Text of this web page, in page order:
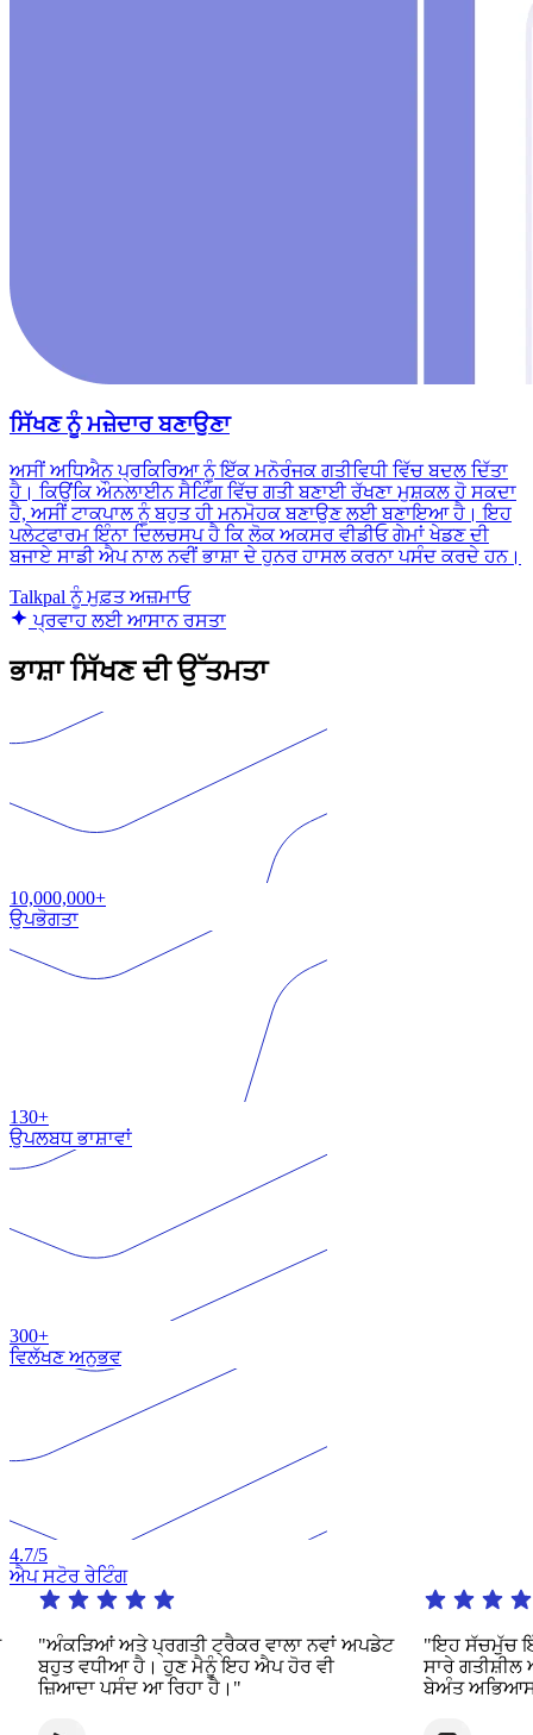
ਸਿੱਖਣ ਨੂੰ ਮਜ਼ੇਦਾਰ ਬਣਾਉਣਾ
ਅਸੀਂ ਅਧਿਐਨ ਪ੍ਰਕਿਰਿਆ ਨੂੰ ਇੱਕ ਮਨੋਰੰਜਕ ਗਤੀਵਿਧੀ ਵਿੱਚ ਬਦਲ ਦਿੱਤਾ
ਹੈ। ਕਿਉਂਕਿ ਔਨਲਾਈਨ ਸੈਟਿੰਗ ਵਿੱਚ ਗਤੀ ਬਣਾਈ ਰੱਖਣਾ ਮੁਸ਼ਕਲ ਹੋ ਸਕਦਾ
ਹੈ, ਅਸੀਂ ਟਾਕਪਾਲ ਨੂੰ ਬਹੁਤ ਹੀ ਮਨਮੋਹਕ ਬਣਾਉਣ ਲਈ ਬਣਾਇਆ ਹੈ। ਇਹ
ਪਲੇਟਫਾਰਮ ਇੰਨਾ ਦਿਲਚਸਪ ਹੈ ਕਿ ਲੋਕ ਅਕਸਰ ਵੀਡੀਓ ਗੇਮਾਂ ਖੇਡਣ ਦੀ
ਬਜਾਏ ਸਾਡੀ ਐਪ ਨਾਲ ਨਵੀਂ ਭਾਸ਼ਾ ਦੇ ਹੁਨਰ ਹਾਸਲ ਕਰਨਾ ਪਸੰਦ ਕਰਦੇ ਹਨ।
Talkpal ਨੂੰ ਮੁਫ਼ਤ ਅਜ਼ਮਾਓ
ਪ੍ਰਵਾਹ ਲਈ ਆਸਾਨ ਰਸਤਾ
ਭਾਸ਼ਾ ਸਿੱਖਣ ਦੀ ਉੱਤਮਤਾ
10,000,000+
ਉਪਭੋਗਤਾ
130+
ਉਪਲਬਧ ਭਾਸ਼ਾਵਾਂ
300+
ਵਿਲੱਖਣ ਅਨੁਭਵ
4.7/5
ਐਪ ਸਟੋਰ ਰੇਟਿੰਗ
"ਅੰਕੜਿਆਂ ਅਤੇ ਪ੍ਰਗਤੀ ਟ੍ਰੈਕਰ ਵਾਲਾ ਨਵਾਂ ਅਪਡੇਟ
ਬਹੁਤ ਵਧੀਆ ਹੈ। ਹੁਣ ਮੈਨੂੰ ਇਹ ਐਪ ਹੋਰ ਵੀ
ਜ਼ਿਆਦਾ ਪਸੰਦ ਆ ਰਿਹਾ ਹੈ।"
"ਇਹ ਸੱਚਮੁੱਚ ਇੱਕ
ਸਾਰੇ ਗਤੀਸ਼ੀਲ ਅਤੇ
ਬੇਅੰਤ ਅਭਿਆਸ ਦੀ